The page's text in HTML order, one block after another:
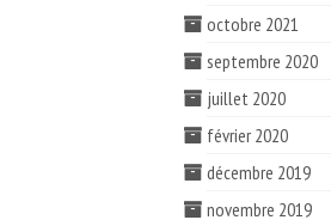
octobre 2021
septembre 2020
juillet 2020
février 2020
décembre 2019
novembre 2019